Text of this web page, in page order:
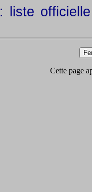
: liste
Cette page